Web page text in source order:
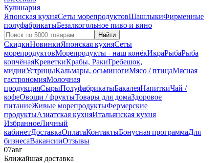
Кулинария
Японская кухняСеты морепродуктовШашлыкиФирменные
полуфабрикатыБезалкогольное пиво и вино
Найти
СкидкиНовинкиЯпонская кухняСеты
морепродуктовМорепродукты - наш конёкИкраРыбаРыба
копчёнаяКреветкиКрабы, РакиГребешок,
мидииУстрицыКальмары, осьминогиМясо / птицаМясная
гастрономияМолочная
продукцияСырыПолуфабрикатыБакалеяНапиткиЧай /
кофеОвощи / фруктыТовары для домаЗдоровое
питаниеЖивые морепродуктыФермерские
продуктыАзиатская кухняИтальянская кухня
ИзбранноеЛичный
кабинетДоставкаОплатаКонтактыБонусная программаДля
бизнесаВакансииОтзывы
07авг
Ближайшая доставка